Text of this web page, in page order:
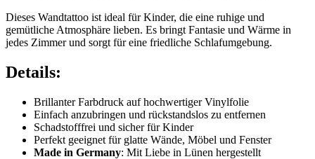
Dieses Wandtattoo ist ideal für Kinder, die eine ruhige und
gemütliche Atmosphäre lieben. Es bringt Fantasie und Wärme in
jedes Zimmer und sorgt für eine friedliche Schlafumgebung.
Details:
Brillanter Farbdruck auf hochwertiger Vinylfolie
Einfach anzubringen und rückstandslos zu entfernen
Schadstofffrei und sicher für Kinder
Perfekt geeignet für glatte Wände, Möbel und Fenster
Made in Germany: Mit Liebe in Lünen hergestellt